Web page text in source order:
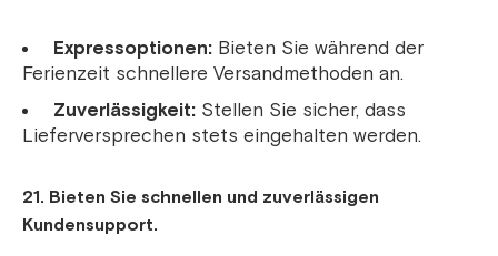
Expressoptionen: Bieten Sie während der
Ferienzeit schnellere Versandmethoden an.
Zuverlässigkeit: Stellen Sie sicher, dass
Lieferversprechen stets eingehalten werden.
21. Bieten Sie schnellen und zuverlässigen
Kundensupport.